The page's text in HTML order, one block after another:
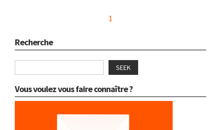
1
Recherche
SEEK
Vous voulez vous faire connaître ?